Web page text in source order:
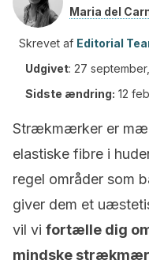
Maria del
Skrevet af Editorial
Udgivet: 27
Sidste ændring: 12
Strækmærker er
elastiske fibre i
regel områder som
giver dem et
vil vi fortælle dig
mindske